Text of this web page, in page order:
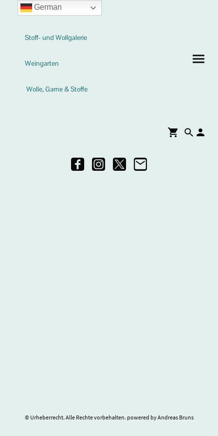
Stoff- und Wollgalerie
Weingarten
Wolle, Garne & Stoffe
© Urheberrecht. Alle Rechte vorbehalten. powered by Andreas Bruns
German